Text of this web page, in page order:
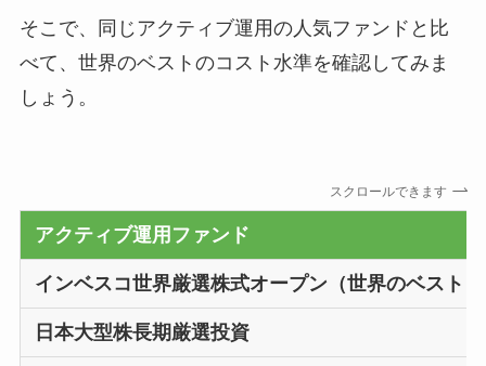
そこで、同じアクティブ運用の人気ファンドと比
べて、世界のベストのコスト水準を確認してみま
しょう。
スクロールできます
アクティブ運用ファンド
インベスコ世界厳選株式オープン（世界のベスト）
日本大型株長期厳選投資